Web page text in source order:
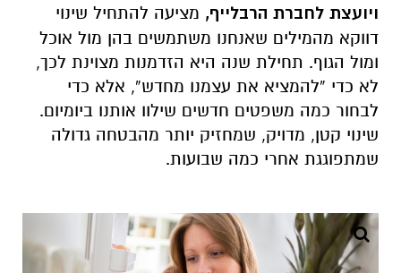
ויועצת לחברת הרבלייף, מציעה להתחיל שינוי
דווקא מהמילים שאנחנו משתמשים בהן מול אוכל
ומול הגוף. תחילת שנה היא הזדמנות מצוינת לכך,
לא כדי “להמציא את עצמנו מחדש”, אלא כדי
לבחור כמה משפטים חדשים שילוו אותנו ביומיום.
שינוי קטן, מדויק, שמחזיק יותר מהבטחה גדולה
שמתפוגגת אחרי כמה שבועות.